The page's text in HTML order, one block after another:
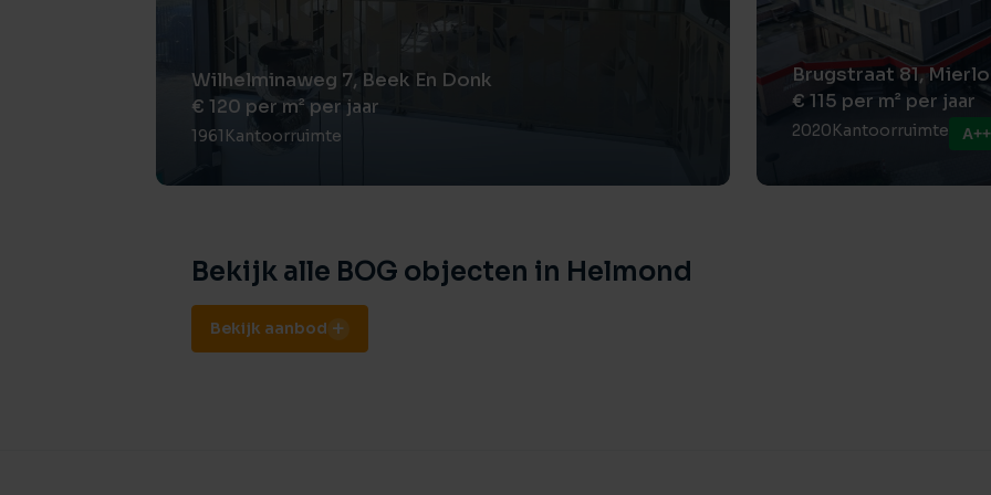
– administratiekosten ad 5% voor de hierboven genoemde leveringen en diensten.
Jaarlijks wordt bekeken wat de werkelijke kosten zijn geweest, op basis waarvan
eventueel restitutie of bijbetaling plaatsvindt.
Huurtermijn:
Zekerheidsstelling:
Bankgarantie of waarborgsom ter grootte van drie maanden huur plus BTW.
Opleveringsniveau:
Wilhelminaweg 7, Beek En Donk
€ 120 per m² per jaar
1961 Kantoorruimte
Brugstraat 81, Mierlo
€ 115 per m² per jaar
2020 Kantoorruimte
Bekijk alle BOG objecten in Helmond
Bekijk aanbod